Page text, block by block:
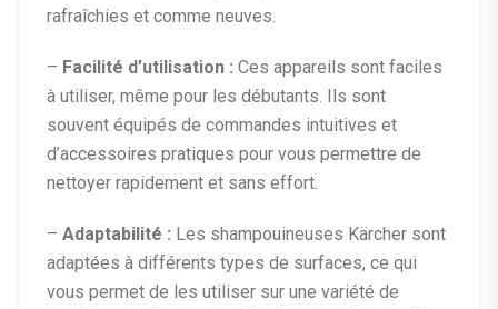
rafraîchies et comme neuves.
– Facilité d’utilisation : Ces appareils sont faciles
à utiliser, même pour les débutants. Ils sont
souvent équipés de commandes intuitives et
d’accessoires pratiques pour vous permettre de
nettoyer rapidement et sans effort.
– Adaptabilité : Les shampouineuses Kärcher sont
adaptées à différents types de surfaces, ce qui
vous permet de les utiliser sur une variété de